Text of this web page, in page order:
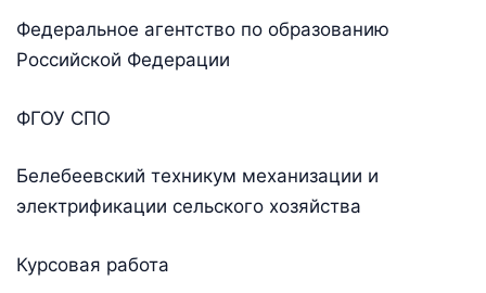
Федеральное агентство по образованию
Российской Федерации
ФГОУ СПО
Белебеевский техникум механизации и
электрификации сельского хозяйства
Курсовая работа